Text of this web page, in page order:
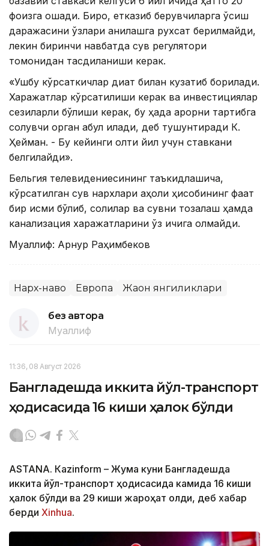
фоизга ошади. Бироқ, етказиб берувчиларга ўсиш
даражасини ўзлари аниқлашга рухсат берилмайди,
лекин биринчи навбатда сув регулятори
томонидан тасдиқланиши керак.
«Ушбу кўрсаткичлар диққат билан кузатиб борилади.
Харажатлар кўрсатилиши керак ва инвестициялар
сезиларли бўлиши керак, бу ҳақда қарорни тартибга
солувчи орган қабул қилади, деб тушунтиради К.
Ҳейман. - Бу кейинги олти йил учун ставкани
белгилайди».
Бельгия телевидениесининг таъкидлашича,
кўрсатилган сув нархлари аҳоли ҳисобининг фақат
бир қисми бўлиб, солиқлар ва сувни тозалаш ҳамда
канализация харажатларини ўз ичига олмайди.
Муаллиф: Арнур Раҳимбеков
Нарх-наво Европа Жаҳон янгиликлари
без автора
Муаллиф
11:36, 08 Август 2026
Бангладешда иккита йўл-транспорт
ҳодисасида 16 киши ҳалок бўлди
ASTANА. Кazinform – Жума куни Бангладешда
иккита йўл-транспорт ҳодисасида камида 16 киши
ҳалок бўлди ва 29 киши жароҳат олди, деб хабар
берди Xinhua.